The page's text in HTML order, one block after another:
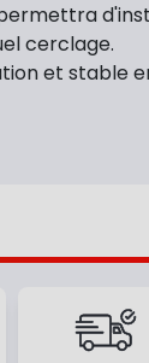
cerclage.
et stable